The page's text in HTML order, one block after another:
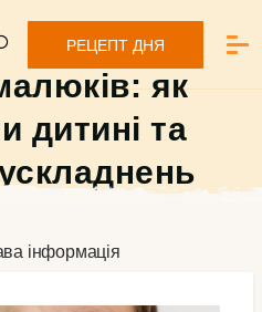
РЕЦЕПТ ДНЯ
як
дитині та
інформація